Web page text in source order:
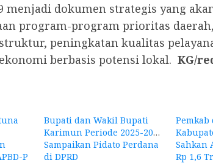
menjadi dokumen strategis yang
program-program prioritas
peningkatan kualitas
berbasis potensi lokal. KG/
P
Bupati dan Wakil Bupati
Karimun Periode 2025-2030
Sampaikan Pidato Perdana
di DPRD
Pemkab
Sahkan
Rp 1,6